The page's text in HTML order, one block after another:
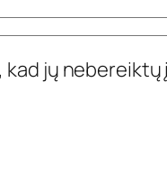
jų nebereiktų